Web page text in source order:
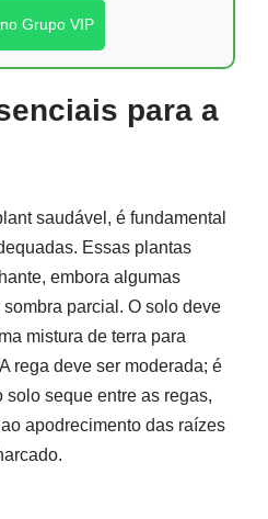
Grupo VIP
para a
saudável, é fundamental
Essas plantas
embora algumas
parcial. O solo deve
mistura de terra para
rega deve ser moderada; é
solo seque entre as regas,
apodrecimento das raízes